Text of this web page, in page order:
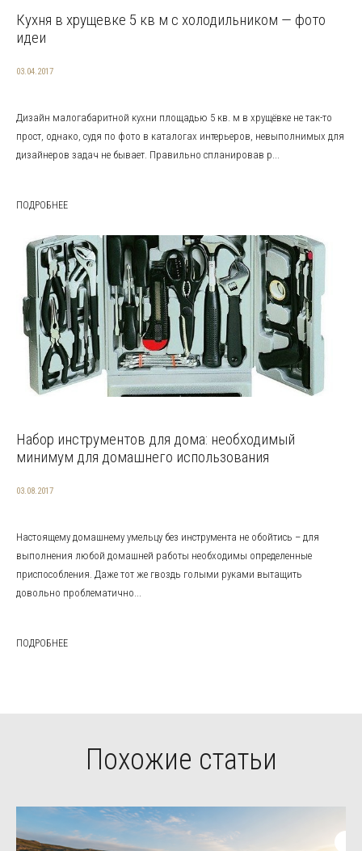
Кухня в хрущевке 5 кв м с холодильником — фото
идеи
03.04.2017
Дизайн малогабаритной кухни площадью 5 кв. м в хрущёвке не так-то
прост, однако, судя по фото в каталогах интерьеров, невыполнимых для
дизайнеров задач не бывает. Правильно спланировав р...
ПОДРОБНЕЕ
Набор инструментов для дома: необходимый
минимум для домашнего использования
03.08.2017
Настоящему домашнему умельцу без инструмента не обойтись – для
выполнения любой домашней работы необходимы определенные
приспособления. Даже тот же гвоздь голыми руками вытащить
довольно проблематично...
ПОДРОБНЕЕ
Похожие статьи